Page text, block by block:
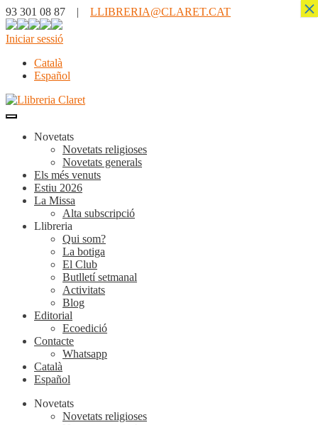
93 301 08 87 | LLIBRERIA@CLARET.CAT
Iniciar sessió
Català
Español
Novetats
Novetats religioses
Novetats generals
Els més venuts
Estiu 2026
La Missa
Alta subscripció
Llibreria
Qui som?
La botiga
El Club
Butlletí setmanal
Activitats
Blog
Editorial
Ecoedició
Contacte
Whatsapp
Català
Español
Novetats
Novetats religioses
×